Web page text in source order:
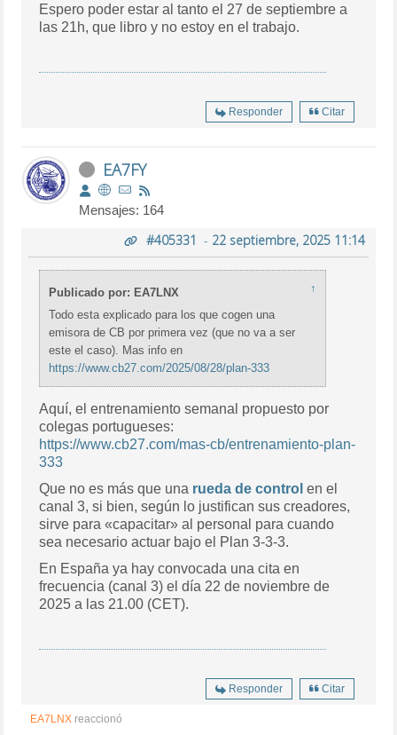
Espero poder estar al tanto el 27 de septiembre a
las 21h, que libro y no estoy en el trabajo.
Responder Citar
EA7FY
Mensajes: 164
#405331 - 22 septiembre, 2025 11:14
Publicado por: EA7LNX
↑
Todo esta explicado para los que cogen una
emisora de CB por primera vez (que no va a ser
este el caso). Mas info en
https://www.cb27.com/2025/08/28/plan-333
Aquí, el entrenamiento semanal propuesto por
colegas portugueses:
https://www.cb27.com/mas-cb/entrenamiento-plan-
333
Que no es más que una rueda de control en el
canal 3, si bien, según lo justifican sus creadores,
sirve para «capacitar» al personal para cuando
sea necesario actuar bajo el Plan 3-3-3.
En España ya hay convocada una cita en
frecuencia (canal 3) el día 22 de noviembre de
2025 a las 21.00 (CET).
Responder Citar
EA7LNX reaccionó